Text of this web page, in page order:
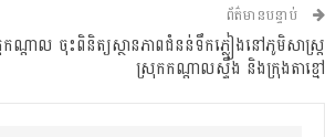
ព័ត៌មានបន្ទាប់
ណ្ដាល ចុះពិនិត្យស្ថានភាពជំនន់ទឹកភ្លៀងនៅភូមិសាស្ត្រ
ស្រុកកណ្ដាលស្ទឹង និងក្រុងតាខ្មៅ